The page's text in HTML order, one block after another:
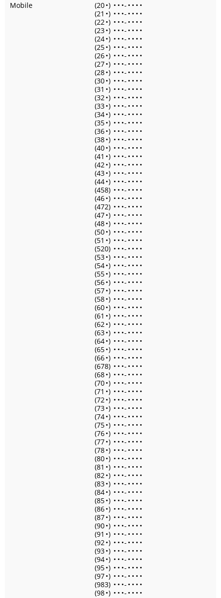
Mobile
(20•) • • •- • • • •
(21 •) • • •- • • • •
(22•) • • •- • • • •
(23•) • • •- • • • •
(24•) • • •- • • • •
(25•) • • •- • • • •
(26•) • • •- • • • •
(27•) • • •- • • • •
(28•) • • •- • • • •
(30•) • • •- • • • •
(31 •) • • •- • • • •
(32•) • • •- • • • •
(33•) • • •- • • • •
(34•) • • •- • • • •
(35•) • • •- • • • •
(36•) • • •- • • • •
(38•) • • •- • • • •
(40•) • • •- • • • •
(41 •) • • •- • • • •
(42•) • • •- • • • •
(43•) • • •- • • • •
(44•) • • •- • • • •
(458) • • •- • • • •
(46•) • • •- • • • •
(472) • • •- • • • •
(47•) • • •- • • • •
(48•) • • •- • • • •
(50•) • • •- • • • •
(51 •) • • •- • • • •
(520) • • •- • • • •
(53•) • • •- • • • •
(54•) • • •- • • • •
(55•) • • •- • • • •
(56•) • • •- • • • •
(57•) • • •- • • • •
(58•) • • •- • • • •
(60•) • • •- • • • •
(61 •) • • •- • • • •
(62•) • • •- • • • •
(63•) • • •- • • • •
(64•) • • •- • • • •
(65•) • • •- • • • •
(66•) • • •- • • • •
(678) • • •- • • • •
(68•) • • •- • • • •
(70•) • • •- • • • •
(71 •) • • •- • • • •
(72•) • • •- • • • •
(73•) • • •- • • • •
(74•) • • •- • • • •
(75•) • • •- • • • •
(76•) • • •- • • • •
(77•) • • •- • • • •
(78•) • • •- • • • •
(80•) • • •- • • • •
(81 •) • • •- • • • •
(82•) • • •- • • • •
(83•) • • •- • • • •
(84•) • • •- • • • •
(85•) • • •- • • • •
(86•) • • •- • • • •
(87•) • • •- • • • •
(90•) • • •- • • • •
(91 •) • • •- • • • •
(92•) • • •- • • • •
(93•) • • •- • • • •
(94•) • • •- • • • •
(95•) • • •- • • • •
(97•) • • •- • • • •
(983) • • •- • • • •
(98•) • • •- • • • •